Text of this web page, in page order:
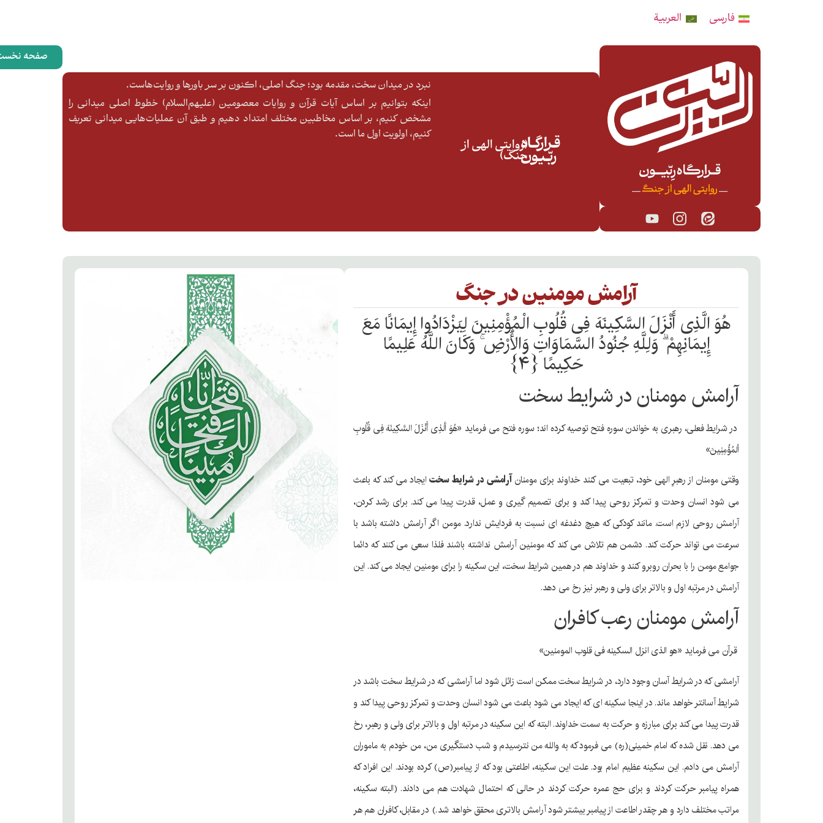
فارسی العربية
قـرارگــاه
ربّـیـون
(روایتی الهی از
جنگ)
نبرد در میدان سخت، مقدمه بود؛ جنگ اصلی، اکنون بر سر باورها و روایت‌هاست.
اینکه بتوانیم بر اساس آیات قرآن و روایات معصومین (علیهم‌السلام) خطوط اصلی میدانی را
مشخص کنیم، بر اساس مخاطبین مختلف امتداد دهیم و طبق آن عملیات‌هایی میدانی تعریف
کنیم، اولویت اول ما است.
صفحه
آرامش مومنین در جنگ
هُوَ الَّذِی أَنْزَلَ السَّکِینَهَ فِی قُلُوبِ الْمُؤْمِنِینَ لِیَزْدَادُوا إِیمَانًا مَعَ
إِیمَانِهِمْ ۗ وَلِلَّهِ جُنُودُ السَّمَاوَاتِ وَالْأَرْضِ ۚ وَکَانَ اللَّهُ عَلِیمًا
حَکِیمًا ﴿۴﴾
آرامش مومنان در شرایط سخت
در شرایط فعلی، رهبری به خواندن سوره فتح توصیه کرده اند؛ سوره فتح می فرماید «هُوَ الَّذِی أَنْزَلَ السَّکِینَهَ فِی قُلُوبِ
الْمُؤْمِنِینَ»
وقتی مومنان از رهبرِ الهی خود، تبعیت می کنند خداوند برای مومنانآرامشی در شرایط سختایجاد می کند که باعث
می شود انسان وحدت و تمرکز روحی پیدا کند و برای تصمیم گیری و عمل، قدرت پیدا می کند. برای رشد کردن،
آرامش روحی لازم است. مانند کودکی که هیچ دغدغه ای نسبت به فردایش ندارد. مومن اگر آرامش داشته باشد با
سرعت می تواند حرکت کند. دشمن هم تلاش می کند که مومنین آرامش نداشته باشند فلذا سعی می کنند که دائما
جوامع مومن را با بحران روبرو کنند و خداوند هم در همین شرایط سخت، این سکینه را برای مومنین ایجاد می کند. این
آرامش در مرتبه اول و بالاتر برای ولی و رهبر نیز رخ می دهد.
آرامش مومنان رعب کافران
قرآن می فرماید «هو الذی انزل السکینه فی قلوب المومنین»
آرامشی که در شرایط آسان وجود دارد، در شرایط سخت ممکن است زائل شود اما آرامشی که در شرایط سخت باشد در
شرایط آسانتر خواهد ماند. در اینجا سکینه ای که ایجاد می شود باعث می شود انسان وحدت و تمرکز روحی پیدا کند و
قدرت پیدا می کند برای مبارزه و حرکت به سمت خداوند. البته که این سکینه در مرتبه اول و بالاتر برای ولی و رهبر، رخ
می دهد. نقل شده که امام خمینی(ره) می فرمود که به والله من نترسیدم و شب دستگیری من، من خودم به ماموران
آرامش می دادم. این سکینه عظیم امام بود. علت این سکینه، اطاعتی بود که از پیامبر(ص) کرده بودند. این افراد که
همراه پیامبر حرکت کردند و برای حج عمره حرکت کردند در حالی که احتمال شهادت هم می دادند. (البته سکینه،
مراتب مختلف دارد و هر چقدر اطاعت از پیامبر بیشتر شود آرامش بالاتری محقق خواهد شد.) در مقابل، کافران هم هر